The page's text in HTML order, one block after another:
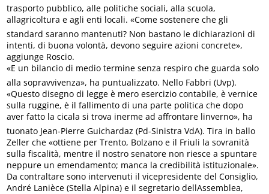
trasporto pubblico, alle politiche sociali, alla scuola,
allagricoltura e agli enti locali. «Come sostenere che gli
standard saranno mantenuti? Non bastano le dichiarazioni di
intenti, di buona volontà, devono seguire azioni concrete»,
aggiunge Roscio.
«E un bilancio di medio termine senza respiro che guarda solo
alla sopravvivenza», ha puntualizzato. Nello Fabbri (Uvp).
«Questo disegno di legge è mero esercizio contabile, è vernice
sulla ruggine, è il fallimento di una parte politica che dopo
aver fatto la cicala si trova inerme ad affrontare linverno», ha
tuonato Jean-Pierre Guichardaz (Pd-Sinistra VdA). Tira in ballo
Zeller che «ottiene per Trento, Bolzano e il Friuli la sovranità
sulla fiscalità, mentre il nostro senatore non riesce a spuntare
neppure un emendamento; manca la credibilità istituzionale».
Da contraltare sono intervenuti il vicepresidente del Consiglio,
André Lanièce (Stella Alpina) e il segretario dellAssemblea,